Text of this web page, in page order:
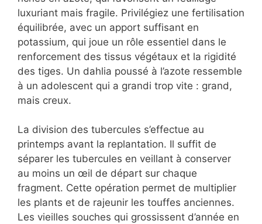
luxuriant mais fragile. Privilégiez une fertilisation
équilibrée, avec un apport suffisant en
potassium, qui joue un rôle essentiel dans le
renforcement des tissus végétaux et la rigidité
des tiges. Un dahlia poussé à l’azote ressemble
à un adolescent qui a grandi trop vite : grand,
mais creux.
La division des tubercules s’effectue au
printemps avant la replantation. Il suffit de
séparer les tubercules en veillant à conserver
au moins un œil de départ sur chaque
fragment. Cette opération permet de multiplier
les plants et de rajeunir les touffes anciennes.
Les vieilles souches qui grossissent d’année en